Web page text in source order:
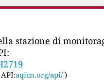
stazione di
aqicn.org/api/ )